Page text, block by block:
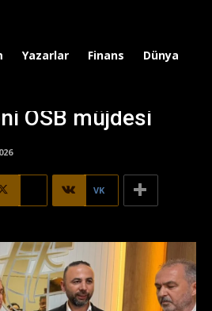
Yazarlar Finans Dünya
OSB müjdesi
VK